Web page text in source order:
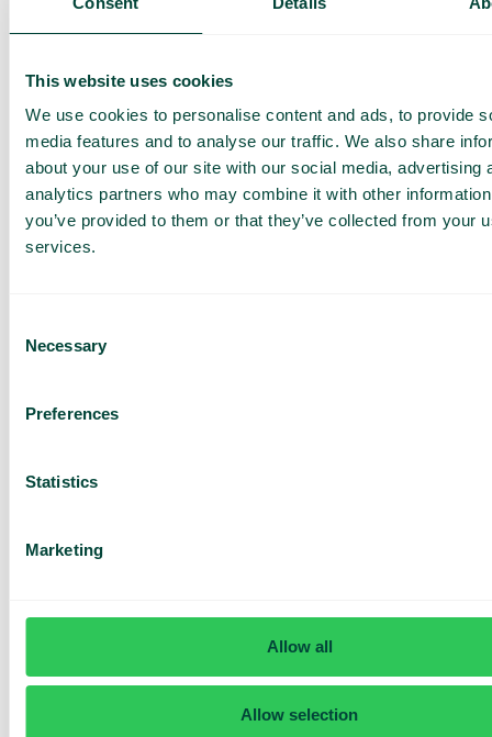
This website uses cookies
We use cookies to personalise content and ads, to provide
media features and to analyse our traffic. We also share
about your use of our site with our social media, advertising
analytics partners who may combine it with other
you’ve provided to them or that they’ve collected from your
services.
Selection
Necessary
Preferences
Statistics
Marketing
Allow all
Allow selection
tandvård, presenterar vi nu en AI-receptionist...